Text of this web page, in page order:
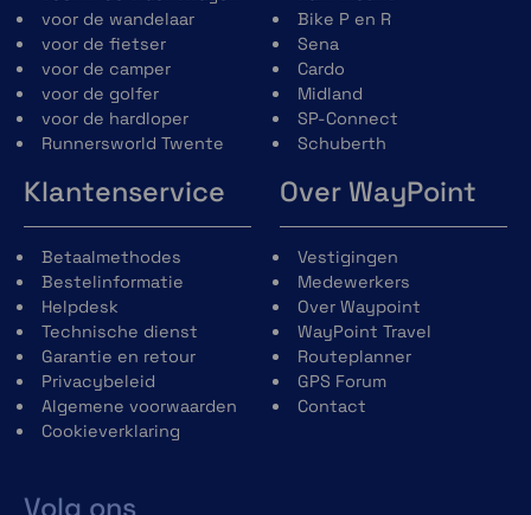
voor de wandelaar
voor de fietser
voor de camper
voor de golfer
voor de hardloper
Runnersworld Twente
Bike P en R
Sena
Cardo
Midland
SP-Connect
Schuberth
Klantenservice
Betaalmethodes
Bestelinformatie
Helpdesk
Technische dienst
Garantie en retour
Privacybeleid
Algemene voorwaarden
Cookieverklaring
Over WayPoint
Vestigingen
Medewerkers
Over Waypoint
WayPoint Travel
Routeplanner
GPS Forum
Contact